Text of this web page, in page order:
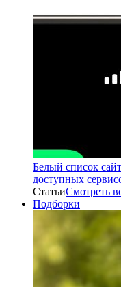
Белый список
доступных
СтатьиСмотреть
Подборки